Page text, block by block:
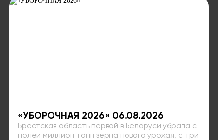
«УБОРОЧНАЯ 2026» 06.08.2026
Брестская область первой в Беларуси убрала с
полей миллион тонн зерна нового урожая, а три